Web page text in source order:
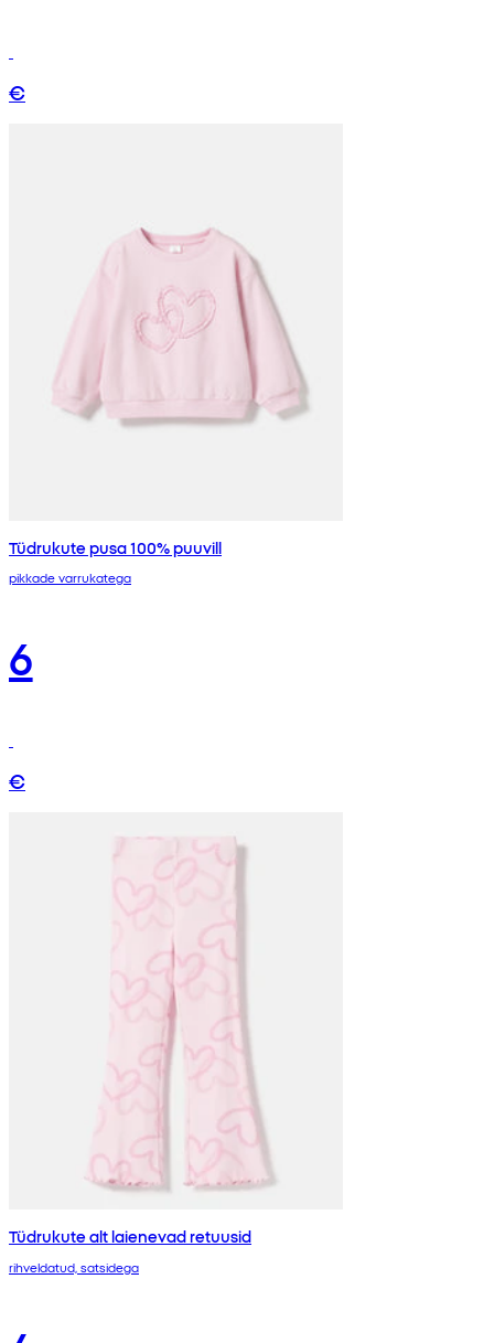
€
Tüdrukute pusa 100% puuvill
pikkade varrukatega
6
€
Tüdrukute alt laienevad retuusid
rihveldatud, satsidega